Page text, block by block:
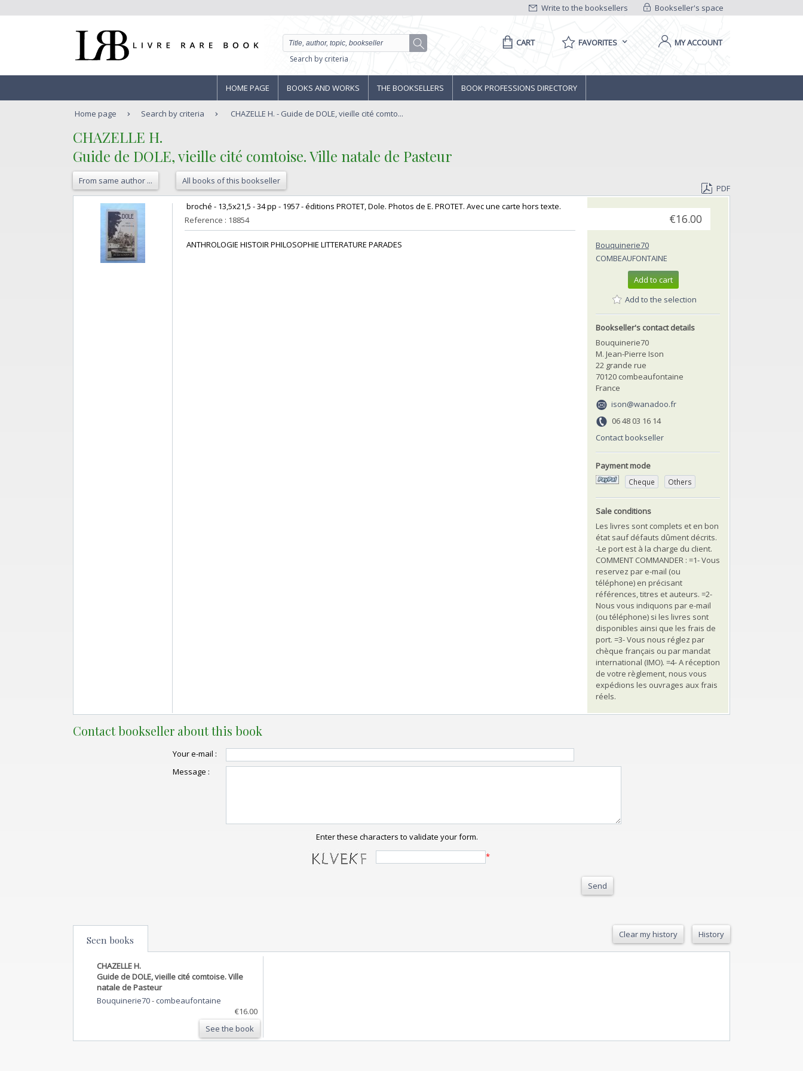
Bookseller's space
Write to the booksellers
Search by criteria
CART FAVORITES MY ACCOUNT
HOME PAGE BOOKS AND WORKS THE BOOKSELLERS BOOK PROFESSIONS DIRECTORY
Home page Search by criteria CHAZELLE H. - Guide de DOLE, vieille cité comto...
‎CHAZELLE H.‎
‎Guide de DOLE, vieille cité comtoise. Ville natale de Pasteur ‎
From same author ... All books of this bookseller
PDF
‎ broché - 13,5x21,5 - 34 pp - 1957 - éditions PROTET, Dole. Photos de E. PROTET. Avec une carte hors texte.‎
Reference : 18854
‎ ANTHROLOGIE HISTOIR PHILOSOPHIE LITTERATURE PARADES‎
€16.00
Bouquinerie70
COMBEAUFONTAINE
Add to cart
Add to the selection
Bookseller's contact details
Bouquinerie70
M. Jean-Pierre Ison
22 grande rue
70120 combeaufontaine
France
ison@wanadoo.fr
06 48 03 16 14
Contact bookseller
Payment mode
Cheque Others
Sale conditions
Les livres sont complets et en bon
état sauf défauts dûment décrits.
-Le port est à la charge du client.
COMMENT COMMANDER : =1- Vous
reservez par e-mail (ou
téléphone) en précisant
références, titres et auteurs. =2-
Nous vous indiquons par e-mail
(ou téléphone) si les livres sont
disponibles ainsi que les frais de
port. =3- Vous nous réglez par
chèque français ou par mandat
international (IMO). =4- A réception
de votre règlement, nous vous
expédions les ouvrages aux frais
réels.
Contact bookseller about this book
Your e-mail :
Message :
Enter these characters to validate your form.
*
Send
Seen books Clear my history History
CHAZELLE H.
Guide de DOLE, vieille cité comtoise. Ville
natale de Pasteur
Bouquinerie70- combeaufontaine
€16.00
See the book